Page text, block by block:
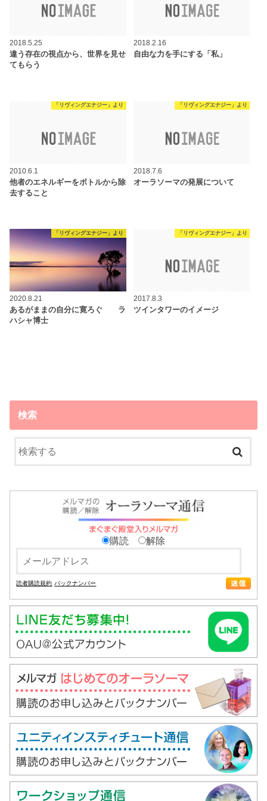
2018.5.25
違う存在の視点から、世界を見せ
てもらう
2018.2.16
自由な力を手にする「私」
「リヴィングエナジー」より
2010.6.1
他者のエネルギーをボトルから除
去すること
「リヴィングエナジー」より
2018.7.6
オーラソーマの発展について
「リヴィングエナジー」より
2020.8.21
あるがままの自分に寛ろぐ ラ
ハシャ博士
「リヴィングエナジー」より
2017.8.3
ツインタワーのイメージ
検索
購読 解除
読者購読規約 バックナンバー